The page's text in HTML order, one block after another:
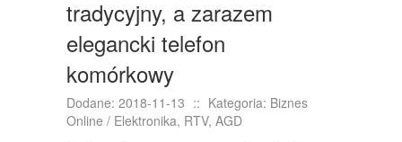
tradycyjny, a zarazem
elegancki telefon
komórkowy
Dodane: 2018-11-13 :: Kategoria: Biznes
Online / Elektronika, RTV, AGD